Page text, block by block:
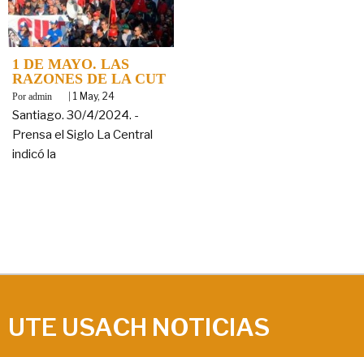
1 DE MAYO. LAS
RAZONES DE LA CUT
By admin 1 May, 24
Santiago. 30/4/2024. -
Prensa el Siglo La Central
indicó la
UTE USACH NOTICIAS